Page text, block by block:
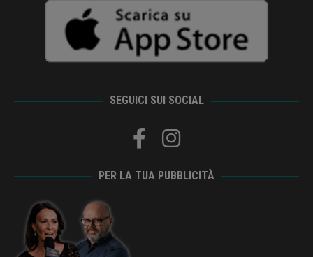
SEGUICI SUI SOCIAL
PER LA TUA PUBBLICITÀ